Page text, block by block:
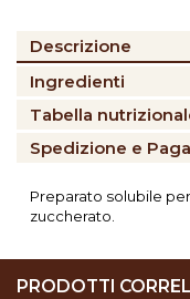
Descrizione
Ingredienti
Tabella
Spedizione e
Preparato solubile
zuccherato.
PRODOTTI